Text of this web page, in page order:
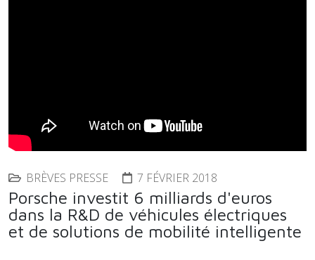
BRÈVES PRESSE 7 FÉVRIER 2018
Porsche investit 6 milliards d'euros
dans la R&D de véhicules électriques
et de solutions de mobilité intelligente